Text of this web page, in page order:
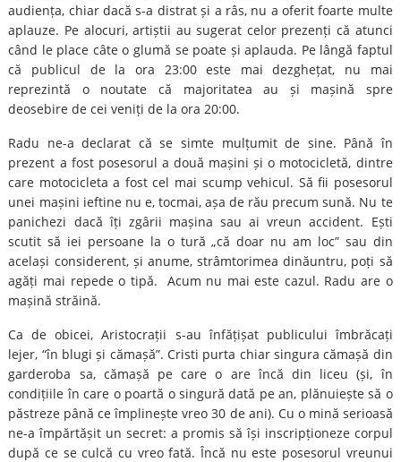
audiența, chiar dacă s-a distrat și a râs, nu a oferit foarte multe
aplauze. Pe alocuri, artiștii au sugerat celor prezenți că atunci
când le place câte o glumă se poate și aplauda. Pe lângă faptul
că publicul de la ora 23:00 este mai dezghețat, nu mai
reprezintă o noutate că majoritatea au și mașină spre
deosebire de cei veniți de la ora 20:00.
Radu ne-a declarat că se simte mulțumit de sine. Până în
prezent a fost posesorul a două mașini și o motocicletă, dintre
care motocicleta a fost cel mai scump vehicul. Să fii posesorul
unei mașini ieftine nu e, tocmai, așa de rău precum sună. Nu te
panichezi dacă îți zgârii mașina sau ai vreun accident. Ești
scutit să iei persoane la o tură „că doar nu am loc” sau din
același considerent, și anume, strâmtorimea dinăuntru, poți să
agăți mai repede o tipă. Acum nu mai este cazul. Radu are o
mașină străină.
Ca de obicei, Aristocrații s-au înfățișat publicului îmbrăcați
lejer, “în blugi și cămașă”. Cristi purta chiar singura cămașă din
garderoba sa, cămașă pe care o are încă din liceu (și, în
condițiile în care o poartă o singură dată pe an, plănuiește să o
păstreze până ce împlinește vreo 30 de ani). Cu o mină serioasă
ne-a împărtășit un secret: a promis să își inscripționeze corpul
după ce se culcă cu vreo fată. Încă nu este posesorul vreunui